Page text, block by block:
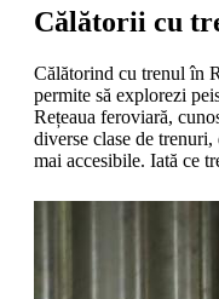
Călătorii cu
Călătorind cu trenul în
permite să explorezi
Rețeaua feroviară,
diverse clase de
mai accesibile. Iată ce